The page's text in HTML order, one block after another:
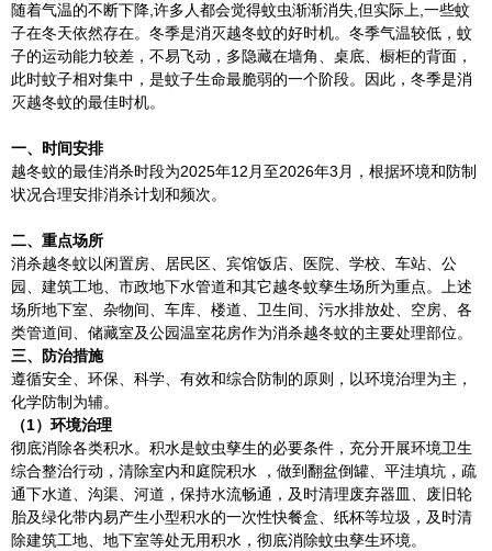
随着气温的不断下降,许多人都会觉得蚊虫渐渐消失,但实际上,一些蚊
子在冬天依然存在。冬季是消灭越冬蚊的好时机。冬季气温较低，蚊
子的运动能力较差，不易飞动，多隐藏在墙角、桌底、橱柜的背面，
此时蚊子相对集中，是蚊子生命最脆弱的一个阶段。因此，冬季是消
灭越冬蚊的最佳时机。
一、时间安排
越冬蚊的最佳消杀时段为2025年12月至2026年3月，根据环境和防制
状况合理安排消杀计划和频次。
二、重点场所
消杀越冬蚊以闲置房、居民区、宾馆饭店、医院、学校、车站、公
园、建筑工地、市政地下水管道和其它越冬蚊孳生场所为重点。上述
场所地下室、杂物间、车库、楼道、卫生间、污水排放处、空房、各
类管道间、储藏室及公园温室花房作为消杀越冬蚊的主要处理部位。
三、防治措施
遵循安全、环保、科学、有效和综合防制的原则，以环境治理为主，
化学防制为辅。
（1）环境治理
彻底消除各类积水。积水是蚊虫孳生的必要条件，充分开展环境卫生
综合整治行动，清除室内和庭院积水 ，做到翻盆倒罐、平洼填坑，疏
通下水道、沟渠、河道，保持水流畅通，及时清理废弃器皿、废旧轮
胎及绿化带内易产生小型积水的一次性快餐盒、纸杯等垃圾，及时清
除建筑工地、地下室等处无用积水，彻底消除蚊虫孳生环境。